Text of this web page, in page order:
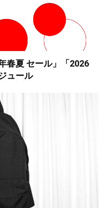
春夏 セール」「2026
ュール